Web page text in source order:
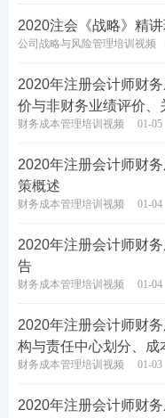
2020注会《战略》精
公司战略与风险管理培训视频
2020年注册会计师财
价与非财务业绩评价、
财务成本管理培训视频 01-05
2020年注册会计师财
策概述
财务成本管理培训视频 01-04
2020年注册会计师财
告
财务成本管理培训视频 01-04
2020年注册会计师财
构与责任中心划分、成
财务成本管理培训视频 01-03
2020年注册会计师财